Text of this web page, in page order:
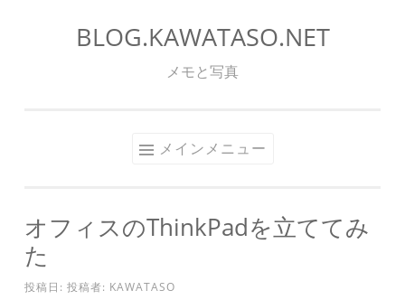
ッ
プ
BLOG.KAWATASO.NET
メモと写真
メインメニュー
オフィスのThinkPadを立ててみ
た
投稿日: 投稿者: KAWATASO